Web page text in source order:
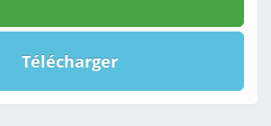
Télécharger